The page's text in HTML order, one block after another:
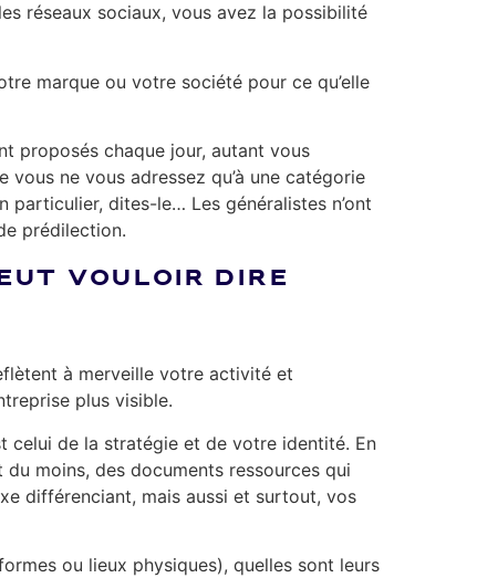
réseaux sociaux, vous avez la possibilité
marque ou votre société pour ce qu’elle
proposés chaque jour, autant vous
ne vous adressez qu’à une catégorie
dites-le… Les généralistes n’ont
prédilection.
VOULOIR DIRE
à merveille votre activité et
plus visible.
celui de la stratégie et de votre identité. En
moins, des documents ressources qui
différenciant, mais aussi et surtout, vos
ou lieux physiques), quelles sont leurs